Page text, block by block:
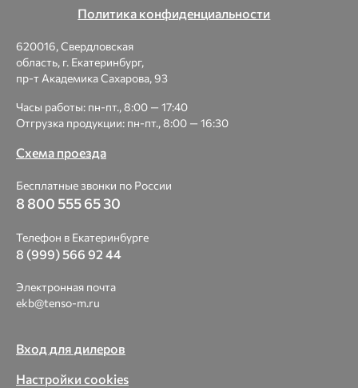
Политика конфиденциальности
620016, Свердловская
область, г. Екатеринбург,
пр-т Академика Сахарова, 93
Часы работы: пн-пт., 8:00 — 17:40
Отгрузка продукции: пн-пт., 8:00 — 16:30
Схема проезда
Бесплатные звонки по России
8 800 555 65 30
Телефон в Екатеринбурге
8 (999) 566 92 44
Электронная почта
ekb@tenso-m.ru
Вход для дилеров
Настройки cookies